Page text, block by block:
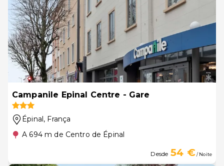
Campanile Epinal Centre - Gare
Épinal, França
A 694 m de Centro de Épinal
Desde 54 €/ Noite